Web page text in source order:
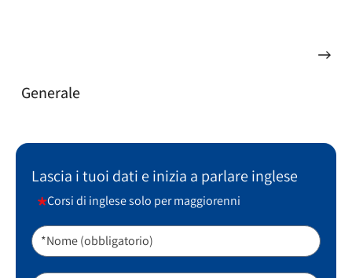
Generale
Lascia i tuoi dati e inizia a parlare inglese
Corsi di inglese solo per maggiorenni
*Nome (obbligatorio)